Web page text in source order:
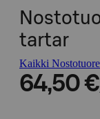
tartar
Kaikki
64,50